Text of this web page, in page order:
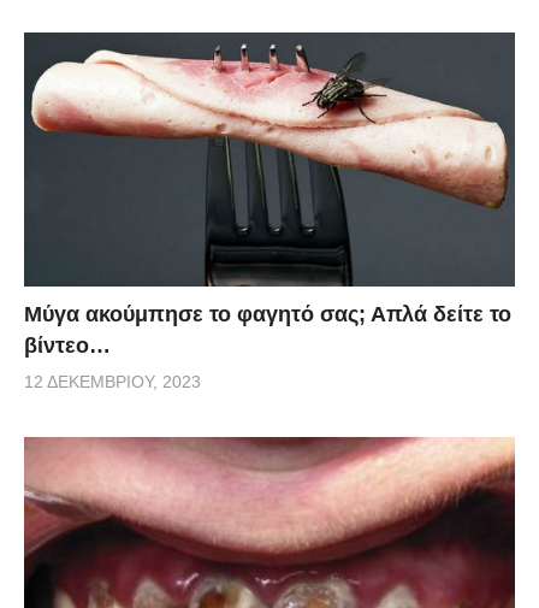
Μύγα ακούμπησε το φαγητό σας; Απλά δείτε το
βίντεο…
12 ΔΕΚΕΜΒΡΊΟΥ, 2023